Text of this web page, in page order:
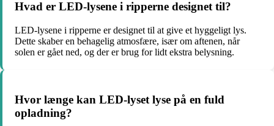
Hvad er LED-lysene i ripperne designet til?
LED-lysene i ripperne er designet til at give et hyggeligt lys.
Dette skaber en behagelig atmosfære, især om aftenen, når
solen er gået ned, og der er brug for lidt ekstra belysning.
Hvor længe kan LED-lyset lyse på en fuld
opladning?